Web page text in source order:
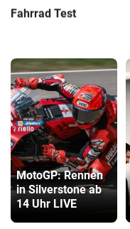
Kinderfahrrad Vergleich
MotoGP: Rennen
in Silverstone ab
14 Uhr LIVE